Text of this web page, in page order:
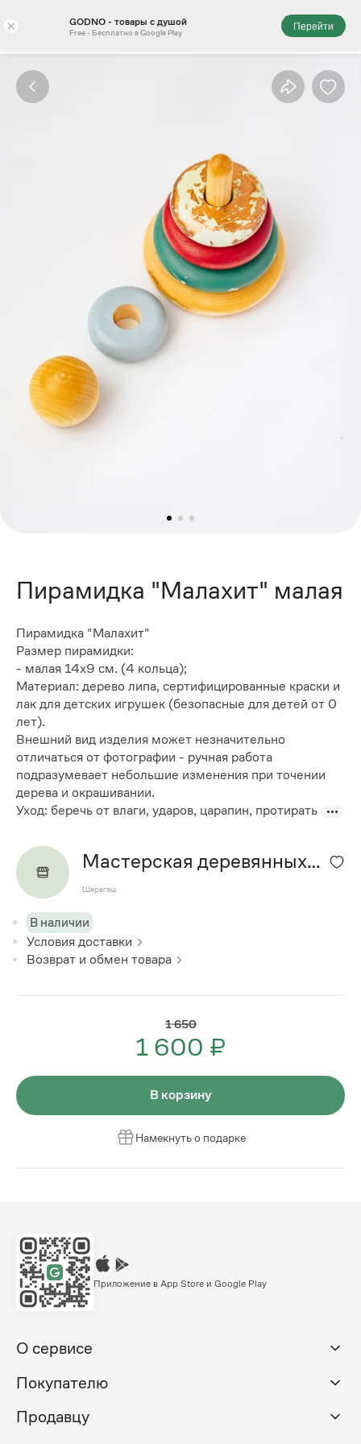
× GODNO - товары с душой
Free - Бесплатно в Google Play
Перейти
Пирамидка "Малахит" малая
Пирамидка "Малахит"
Размер пирамидки:
- малая 14х9 см. (4 кольца);
Материал: дерево липа, сертифицированные краски и
лак для детских игрушек (безопасные для детей от 0
лет).
Внешний вид изделия может незначительно
отличаться от фотографии - ручная работа
подразумевает небольшие изменения при точении
дерева и окрашивании.
Уход: беречь от влаги, ударов, царапин, протирать
Мастерская деревянных
изделий
Шерегеш
В наличии
Условия доставки
Возврат и обмен товара
1 650
1 600 ₽
В корзину
Намекнуть о подарке
Приложение в App Store и Google Play
О сервисе
Покупателю
Продавцу